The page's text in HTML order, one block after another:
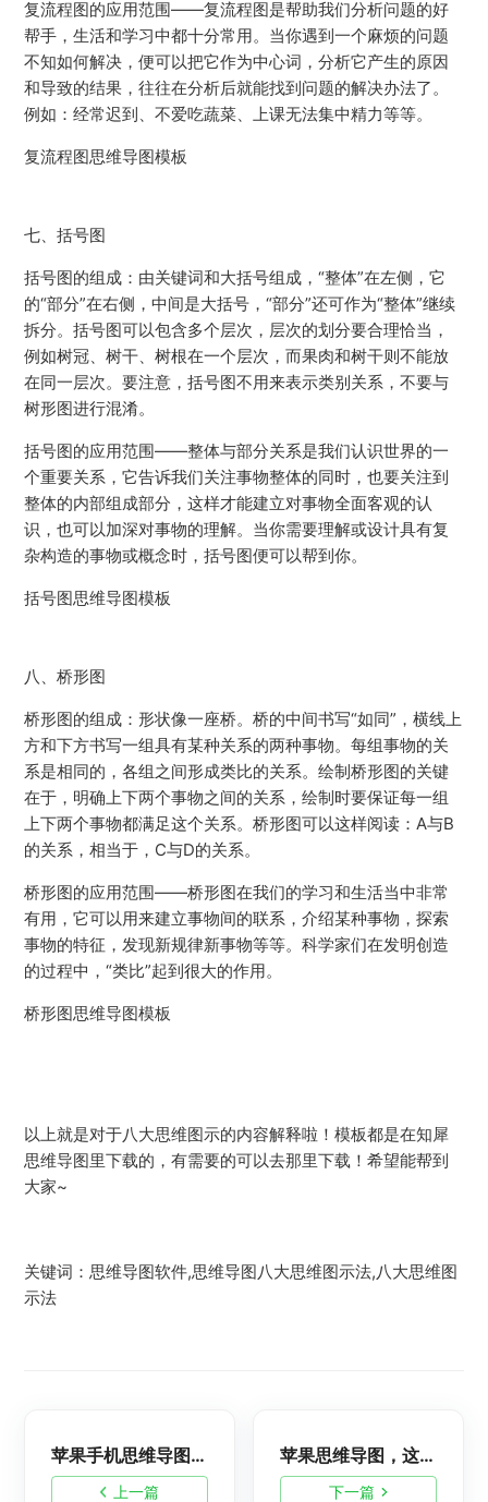
复流程图的应用范围——复流程图是帮助我们分析问题的好
帮手，生活和学习中都十分常用。当你遇到一个麻烦的问题
不知如何解决，便可以把它作为中心词，分析它产生的原因
和导致的结果，往往在分析后就能找到问题的解决办法了。
例如：经常迟到、不爱吃蔬菜、上课无法集中精力等等。
复流程图思维导图模板
七、括号图
括号图的组成：由关键词和大括号组成，“整体”在左侧，它
的“部分”在右侧，中间是大括号，“部分”还可作为“整体”继续
拆分。括号图可以包含多个层次，层次的划分要合理恰当，
例如树冠、树干、树根在一个层次，而果肉和树干则不能放
在同一层次。要注意，括号图不用来表示类别关系，不要与
树形图进行混淆。
括号图的应用范围——整体与部分关系是我们认识世界的一
个重要关系，它告诉我们关注事物整体的同时，也要关注到
整体的内部组成部分，这样才能建立对事物全面客观的认
识，也可以加深对事物的理解。当你需要理解或设计具有复
杂构造的事物或概念时，括号图便可以帮到你。
括号图思维导图模板
八、桥形图
桥形图的组成：形状像一座桥。桥的中间书写“如同”，横线上
方和下方书写一组具有某种关系的两种事物。每组事物的关
系是相同的，各组之间形成类比的关系。绘制桥形图的关键
在于，明确上下两个事物之间的关系，绘制时要保证每一组
上下两个事物都满足这个关系。桥形图可以这样阅读：A与B
的关系，相当于，C与D的关系。
桥形图的应用范围——桥形图在我们的学习和生活当中非常
有用，它可以用来建立事物间的联系，介绍某种事物，探索
事物的特征，发现新规律新事物等等。科学家们在发明创造
的过程中，“类比”起到很大的作用。
桥形图思维导图模板
以上就是对于八大思维图示的内容解释啦！模板都是在知犀
思维导图里下载的，有需要的可以去那里下载！希望能帮到
大家~
关键词：思维导图软件,思维导图八大思维图示法,八大思维图
示法
上一篇
苹果手机思维导图哪个好？推荐几款好用的脑图软件
下一篇
苹果思维导图，这几款思维导图工具好用！